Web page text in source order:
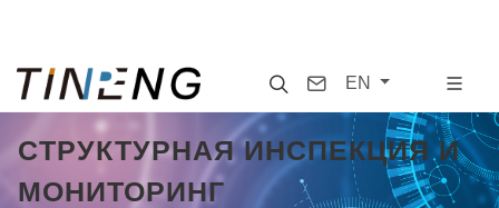
SearchContact
EN
CТРУКТУРНАЯ ИНСПЕКЦИЯ И
МОНИТОРИНГ